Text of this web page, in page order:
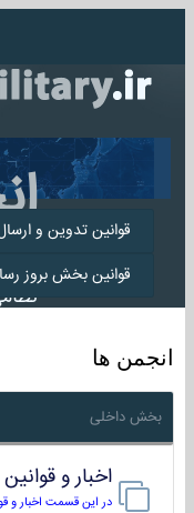
قوانین تدوین و
قوانین بخش بروز
انجمن ها
بخش داخلی
اخبار و قوانین
در این قسمت اخبار و